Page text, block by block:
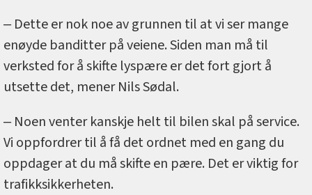
‒ Dette er nok noe av grunnen til at vi ser mange
enøyde banditter på veiene. Siden man må til
verksted for å skifte lyspære er det fort gjort å
utsette det, mener Nils Sødal.
‒ Noen venter kanskje helt til bilen skal på service.
Vi oppfordrer til å få det ordnet med en gang du
oppdager at du må skifte en pære. Det er viktig for
trafikksikkerheten.